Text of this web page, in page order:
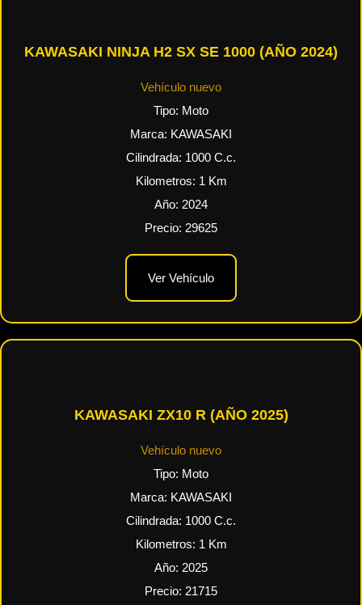
KAWASAKI NINJA H2 SX SE 1000 (AÑO 2024)
Vehículo nuevo
Tipo: Moto
Marca: KAWASAKI
Cilindrada: 1000 C.c.
Kilometros: 1 Km
Año: 2024
Precio: 29625
Ver Vehículo
KAWASAKI ZX10 R (AÑO 2025)
Vehículo nuevo
Tipo: Moto
Marca: KAWASAKI
Cilindrada: 1000 C.c.
Kilometros: 1 Km
Año: 2025
Precio: 21715